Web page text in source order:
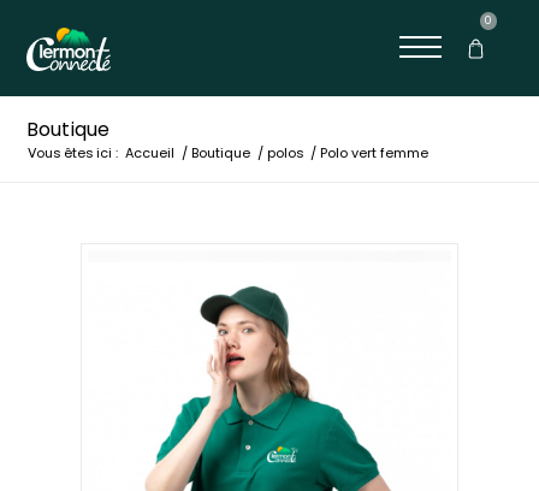
0
Boutique
Vous êtes ici : Accueil / Boutique / polos / Polo vert femme